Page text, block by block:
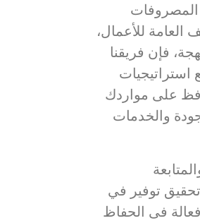
العامة للأعمال،
فإن فريقنا
على مواردك
والخدمات
توفير في
فى الحفاظ